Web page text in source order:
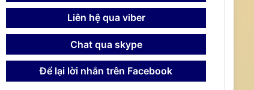
Liên hệ qua viber
Chat qua skype
Để lại lời nhắn trên Facebook